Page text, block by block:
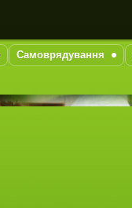
Самоврядування